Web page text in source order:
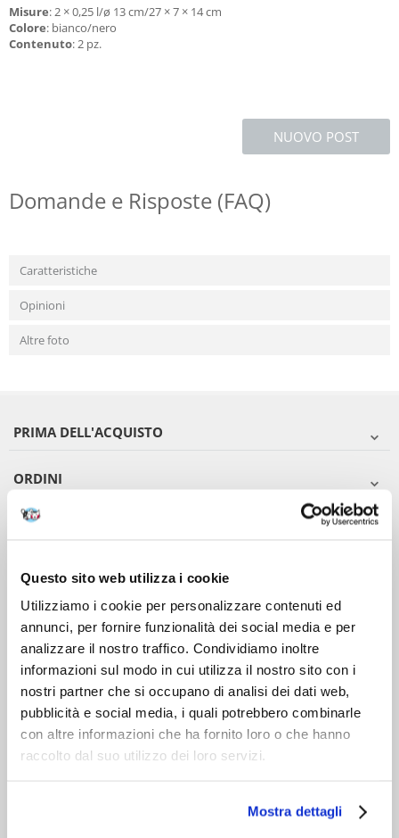
Questo sito web utilizza i cookie
Utilizziamo i cookie per personalizzare contenuti ed
annunci, per fornire funzionalità dei social media e per
analizzare il nostro traffico. Condividiamo inoltre
informazioni sul modo in cui utilizza il nostro sito con i
nostri partner che si occupano di analisi dei dati web,
pubblicità e social media, i quali potrebbero combinarle
con altre informazioni che ha fornito loro o che hanno
raccolto dal suo utilizzo dei loro servizi.
Mostra dettagli
Misure: 2 × 0,25 l/ø 13 cm/27 × 7 × 14 cm
Colore: bianco/nero
Contenuto: 2 pz.
NUOVO POST
Domande e Risposte (FAQ)
Caratteristiche
Opinioni
Altre foto
PRIMA DELL'ACQUISTO
ORDINI
DOPO L'ACQUISTO
VIENI A CONOSCERCI